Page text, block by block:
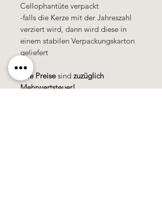
Cellophantüte verpackt
-falls die Kerze mit der Jahreszahl
verziert wird, dann wird diese in
einem stabilen Verpackungskarton
geliefert
Alle Preisesind zuzüglich
Mehrwertsteuer!